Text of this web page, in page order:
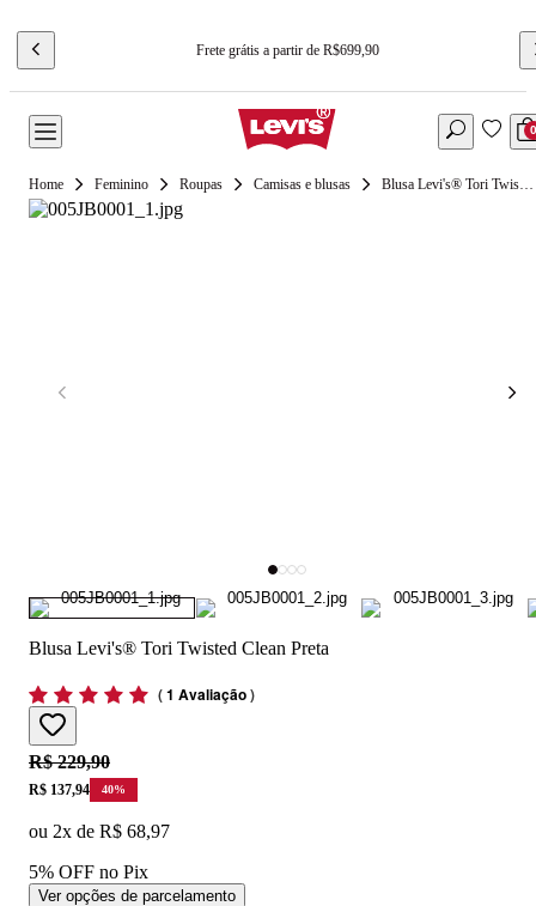
Frete grátis a partir de R$699,90
0
Feminino Roupas Camisas e blusas Blusa Levi's® Tori Twisted Clean Preta
Blusa Levi's® Tori Twisted Clean Preta
(1 Avaliação)
Original price:
R$ 229,90
Price:
R$ 137,94 40%
ou 2x de R$ 68,97
5% OFF no Pix
Ver opções de parcelamento